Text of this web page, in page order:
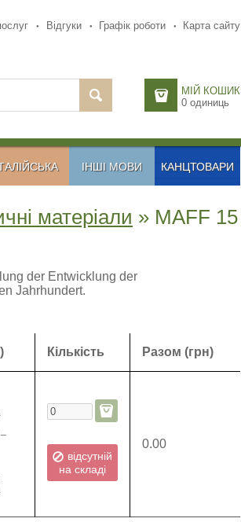
Відгуки Графік роботи
Карта сайту
МІЙ КОШИК
0 одиниць
ІНШІ МОВИ КАНЦТОВАРИ
матеріали » MAFF 15
der Entwicklung der
Jahrhundert.
Кількість Разом (грн)
відсутній
на складі
0.00